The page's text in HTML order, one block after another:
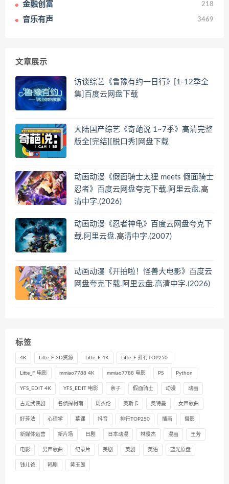
金融创富 218
音乐有声 3469
文章展示
访谈综艺《鲁豫有约一日行》[1-12季全
集]百度云网盘下载
大陆国产综艺《奇葩说 1~7季》高清完整
版全[完结][脱口秀]网盘下载
动画动漫《假面骑士太狸 meets 假面骑士
忍者》百度云网盘夸克下载.阿里云盘.高
清中字.(2026)
动画动漫《忍者神龟》百度云网盘夸克下
载.阿里云盘.高清中字.(2007)
动画动漫《开拍啦！怪兽大电影》百度云
网盘夸克下载.阿里云盘.高清中字.(2026)
标签
4K Litte_F 3D资源 Litte_F 4K Litte_F 排行TOP250
Litte_F 电影 mmiao7788 4K mmiao7788 电影 PS Python
YFS_EDIT 4K YFS_EDIT 电影 亲子 假面骑士 动漫 动画
古龙武侠剧 名侦探柯南 周杰伦 奥斯卡 奥特曼 女声歌曲
好芳法 心理学 慕课 抖音 排行TOP250 插画 摄影
新媒体运营 新片场 日剧 日本动漫 林俊杰 漫画 王芳
电影 男声歌曲 纪录片 美剧 英剧 英语 蓝光原盘
钱儿爸 韩剧 黄玉郎